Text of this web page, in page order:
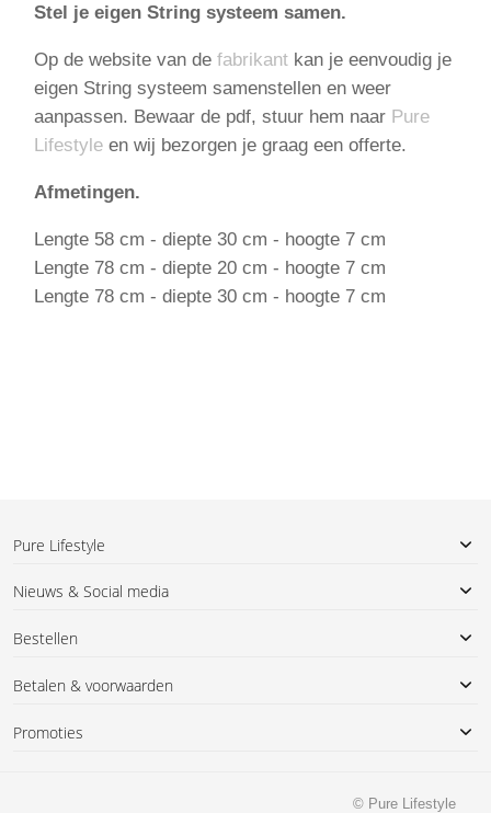
Stel je eigen String systeem samen.
Op de website van defabrikant kan je eenvoudig je
eigen String systeem samenstellen en weer
aanpassen. Bewaar de pdf, stuur hem naar Pure
Lifestyle en wij bezorgen je graag een offerte.
Afmetingen.
Lengte 58 cm - diepte 30 cm - hoogte 7 cm
Lengte 78 cm - diepte 20 cm - hoogte 7 cm
Lengte 78 cm - diepte 30 cm - hoogte 7 cm
Pure Lifestyle
Nieuws & Social media
Bestellen
Betalen & voorwaarden
Promoties
© Pure Lifestyle